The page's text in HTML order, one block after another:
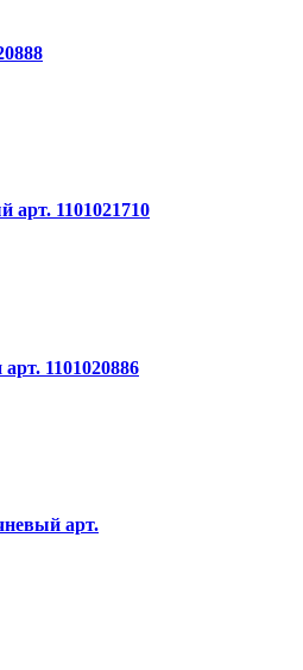
арт. 1101021710
1101020886
арт.